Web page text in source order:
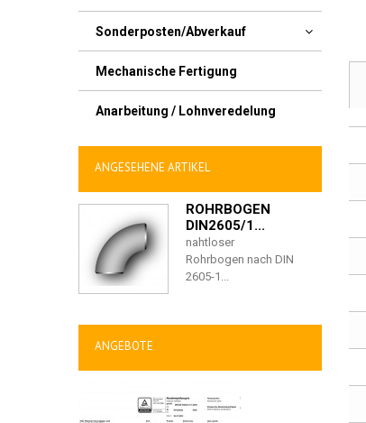
Sonderposten/Abverkauf
Mechanische Fertigung
Anarbeitung / Lohnveredelung
ANGESEHENE ARTIKEL
ROHRBOGEN
DIN2605/1...
nahtloser
Rohrbogen nach DIN
2605-1...
ANGEBOTE